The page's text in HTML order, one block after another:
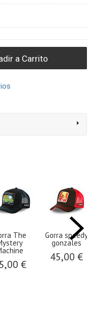
a Carrito
The
€
Gorra speedy
gonzales
45,00 €